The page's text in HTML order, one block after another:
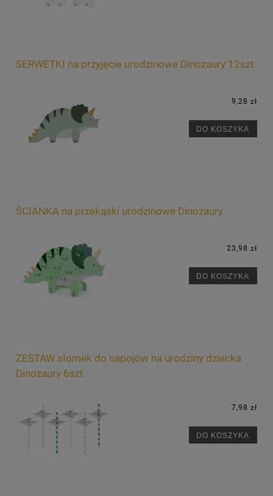
SERWETKI na przyjęcie urodzinowe Dinozaury 12szt
9,28 zł
DO KOSZYKA
ŚCIANKA na przekąski urodzinowe Dinozaury
23,98 zł
DO KOSZYKA
ZESTAW słomek do napojów na urodziny dziecka
Dinozaury 6szt
7,98 zł
DO KOSZYKA